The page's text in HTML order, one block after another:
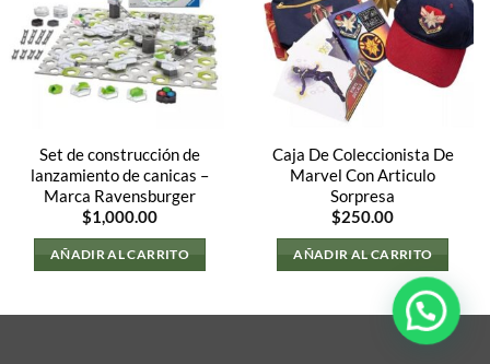
Set de construcción de
lanzamiento de canicas –
Marca Ravensburger
$1,000.00
AÑADIR AL CARRITO
Caja De Coleccionista De
Marvel Con Articulo
Sorpresa
$250.00
AÑADIR AL CARRITO